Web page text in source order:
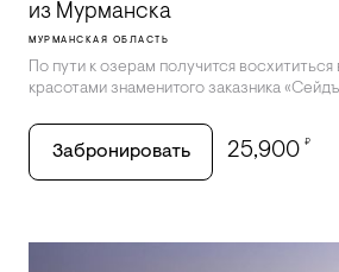
из Мурманска
МУРМАНСКАЯ ОБЛАСТЬ
По пути к озерам получится
красотами знаменитого заказника
Забронировать 25,900 ₽